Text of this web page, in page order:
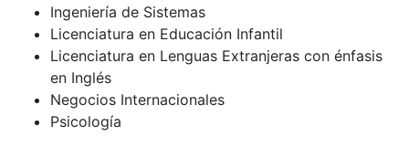
Ingeniería de Sistemas
Licenciatura en Educación Infantil
Licenciatura en Lenguas Extranjeras con énfasis
en Inglés
Negocios Internacionales
Psicología